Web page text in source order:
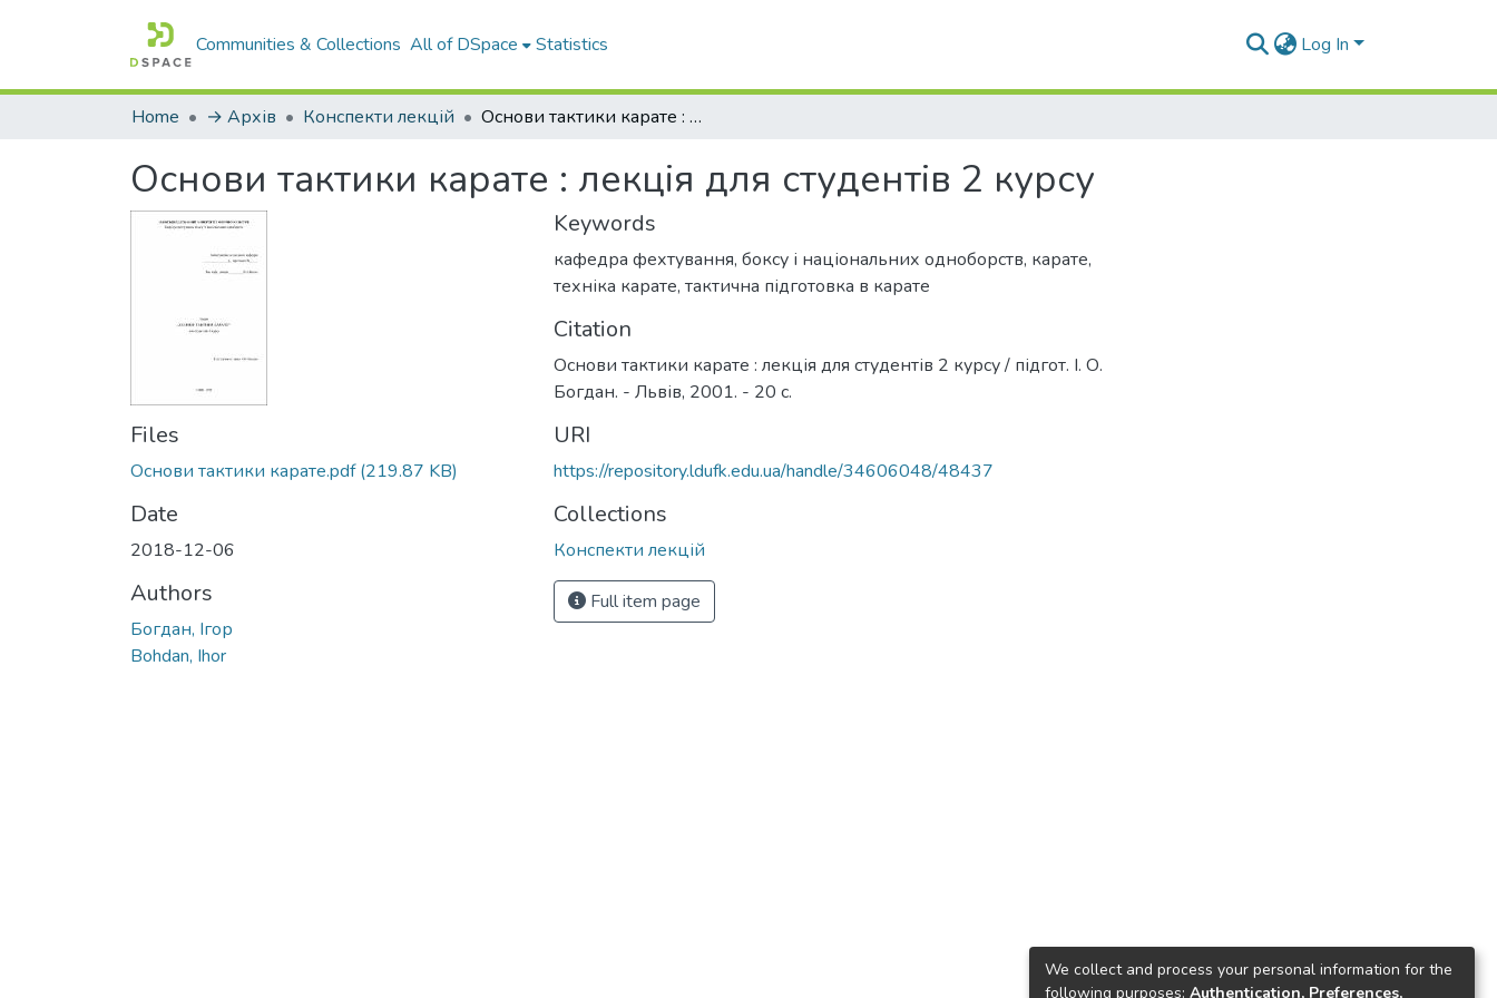
Communities & Collections All of DSpace Statistics Log In
Home → Архів Конспекти лекцій Основи тактики карате : лекція для студентів 2 курсу
Основи тактики карате : лекція для студентів 2 курсу
Files
Основи тактики карате.pdf(219.87 KB)
Date
2018-12-06
Authors
Богдан, Ігор
Bohdan, Ihor
Keywords
кафедра фехтування, боксу і національних одноборств, карате,
техніка карате, тактична підготовка в карате
Citation
Основи тактики карате : лекція для студентів 2 курсу / підгот. І. О.
Богдан. - Львів, 2001. - 20 с.
URI
https://repository.ldufk.edu.ua/handle/34606048/48437
Collections
Конспекти лекцій
Full item page
We collect and process your personal information for the
following purposes: Authentication, Preferences,